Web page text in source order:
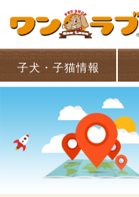
子犬・子猫情報